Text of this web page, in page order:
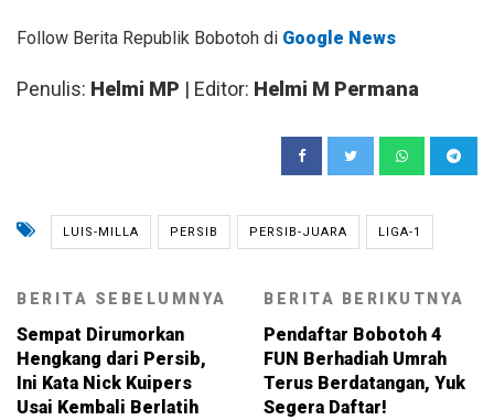
Follow Berita Republik Bobotoh di Google News
Penulis: Helmi MP | Editor: Helmi M Permana
LUIS-MILLA PERSIB PERSIB-JUARA LIGA-1
BERITA SEBELUMNYA
Sempat Dirumorkan
Hengkang dari Persib,
Ini Kata Nick Kuipers
Usai Kembali Berlatih
BERITA BERIKUTNYA
Pendaftar Bobotoh 4
FUN Berhadiah Umrah
Terus Berdatangan, Yuk
Segera Daftar!